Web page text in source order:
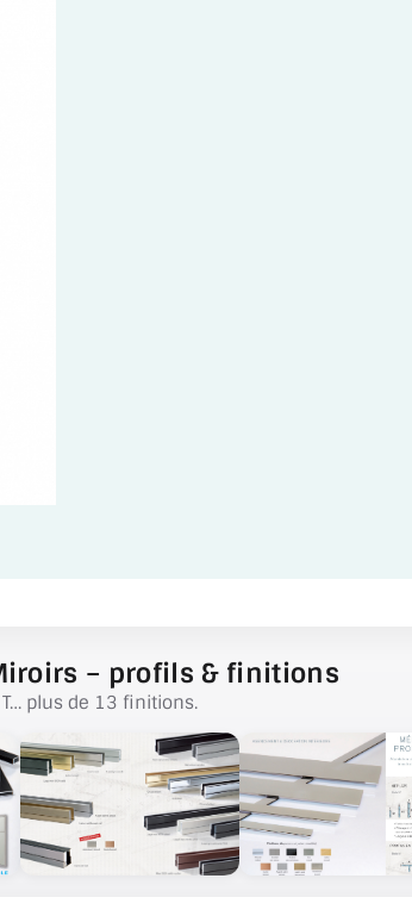
– profils & finitions
plus de 13 finitions.